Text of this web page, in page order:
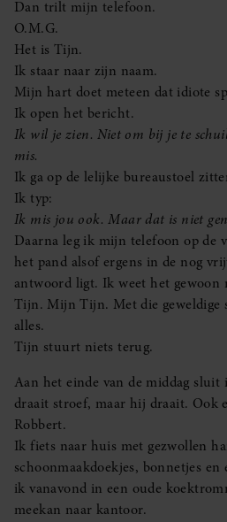
Dan trilt mijn telefoon.
O.M.G.
Het is Tijn.
Ik staar naar zijn naam.
Mijn hart doet meteen dat idiote
Ik open het bericht.
Ik wil je zien. Niet om bij je te
mis.
Ik ga op de lelijke bureaustoel
Ik typ:
Ik mis jou ook. Maar dat is niet
Daarna leg ik mijn telefoon op de
het pand alsof ergens in de nog
antwoord ligt. Ik weet het gewoon
Tijn. Mijn Tijn. Met die geweldige
alles.
Tijn stuurt niets terug.
Aan het einde van de middag
draait stroef, maar hij draait. Ook
Robbert.
Ik fiets naar huis met gezwollen
schoonmaakdoekjes, bonnetjes
ik vanavond in een oude
meekan naar kantoor.